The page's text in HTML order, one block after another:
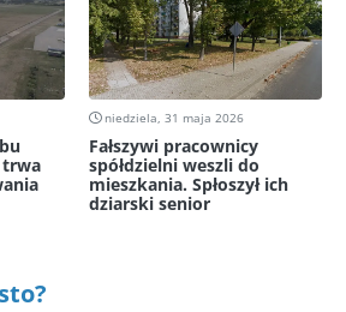
niedziela, 31 maja 2026
Fałszywi pracownicy
spółdzielni weszli do
mieszkania. Spłoszył ich
dziarski senior